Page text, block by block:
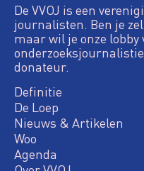
De VVOJ is een
journalisten. Ben je
maar wil je onze lobby
donateur.
Definitie
De Loep
Nieuws & Artikelen
Woo
Agenda